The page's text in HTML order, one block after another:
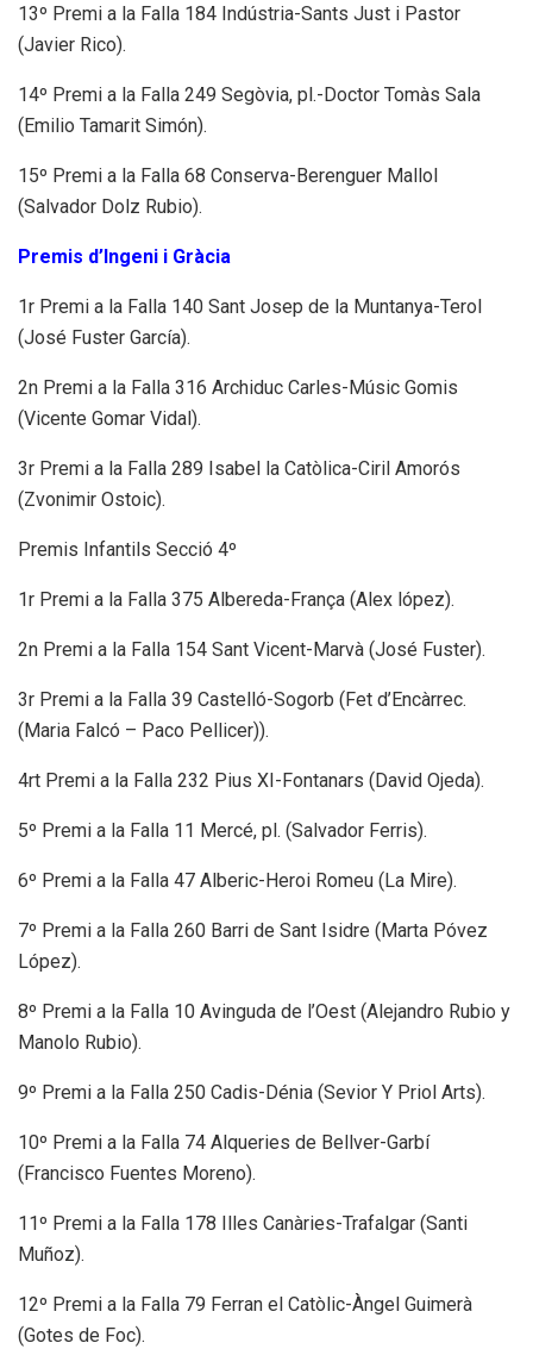
13º Premi a la Falla 184 Indústria-Sants Just i Pastor
(Javier Rico).
14º Premi a la Falla 249 Segòvia, pl.-Doctor Tomàs Sala
(Emilio Tamarit Simón).
15º Premi a la Falla 68 Conserva-Berenguer Mallol
(Salvador Dolz Rubio).
Premis d’Ingeni i Gràcia
1r Premi a la Falla 140 Sant Josep de la Muntanya-Terol
(José Fuster García).
2n Premi a la Falla 316 Archiduc Carles-Músic Gomis
(Vicente Gomar Vidal).
3r Premi a la Falla 289 Isabel la Catòlica-Ciril Amorós
(Zvonimir Ostoic).
Premis Infantils Secció 4º
1r Premi a la Falla 375 Albereda-França (Alex lópez).
2n Premi a la Falla 154 Sant Vicent-Marvà (José Fuster).
3r Premi a la Falla 39 Castelló-Sogorb (Fet d’Encàrrec.
(Maria Falcó – Paco Pellicer)).
4rt Premi a la Falla 232 Pius XI-Fontanars (David Ojeda).
5º Premi a la Falla 11 Mercé, pl. (Salvador Ferris).
6º Premi a la Falla 47 Alberic-Heroi Romeu (La Mire).
7º Premi a la Falla 260 Barri de Sant Isidre (Marta Póvez
López).
8º Premi a la Falla 10 Avinguda de l’Oest (Alejandro Rubio y
Manolo Rubio).
9º Premi a la Falla 250 Cadis-Dénia (Sevior Y Priol Arts).
10º Premi a la Falla 74 Alqueries de Bellver-Garbí
(Francisco Fuentes Moreno).
11º Premi a la Falla 178 Illes Canàries-Trafalgar (Santi
Muñoz).
12º Premi a la Falla 79 Ferran el Catòlic-Àngel Guimerà
(Gotes de Foc).